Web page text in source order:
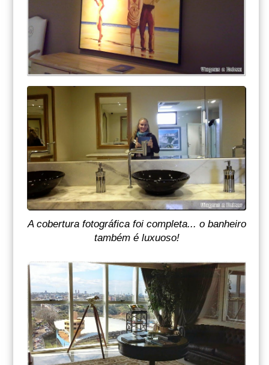
A cobertura fotográfica foi completa... o banheiro
também é luxuoso!